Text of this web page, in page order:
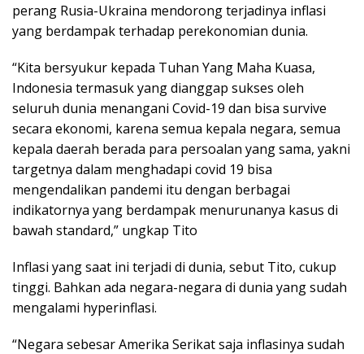
perang Rusia-Ukraina mendorong terjadinya inflasi
yang berdampak terhadap perekonomian dunia.
“Kita bersyukur kepada Tuhan Yang Maha Kuasa,
Indonesia termasuk yang dianggap sukses oleh
seluruh dunia menangani Covid-19 dan bisa survive
secara ekonomi, karena semua kepala negara, semua
kepala daerah berada para persoalan yang sama, yakni
targetnya dalam menghadapi covid 19 bisa
mengendalikan pandemi itu dengan berbagai
indikatornya yang berdampak menurunanya kasus di
bawah standard,” ungkap Tito
Inflasi yang saat ini terjadi di dunia, sebut Tito, cukup
tinggi. Bahkan ada negara-negara di dunia yang sudah
mengalami hyperinflasi.
“Negara sebesar Amerika Serikat saja inflasinya sudah